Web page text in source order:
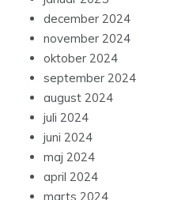
december 2024
november 2024
oktober 2024
september 2024
august 2024
juli 2024
juni 2024
maj 2024
april 2024
marts 2024